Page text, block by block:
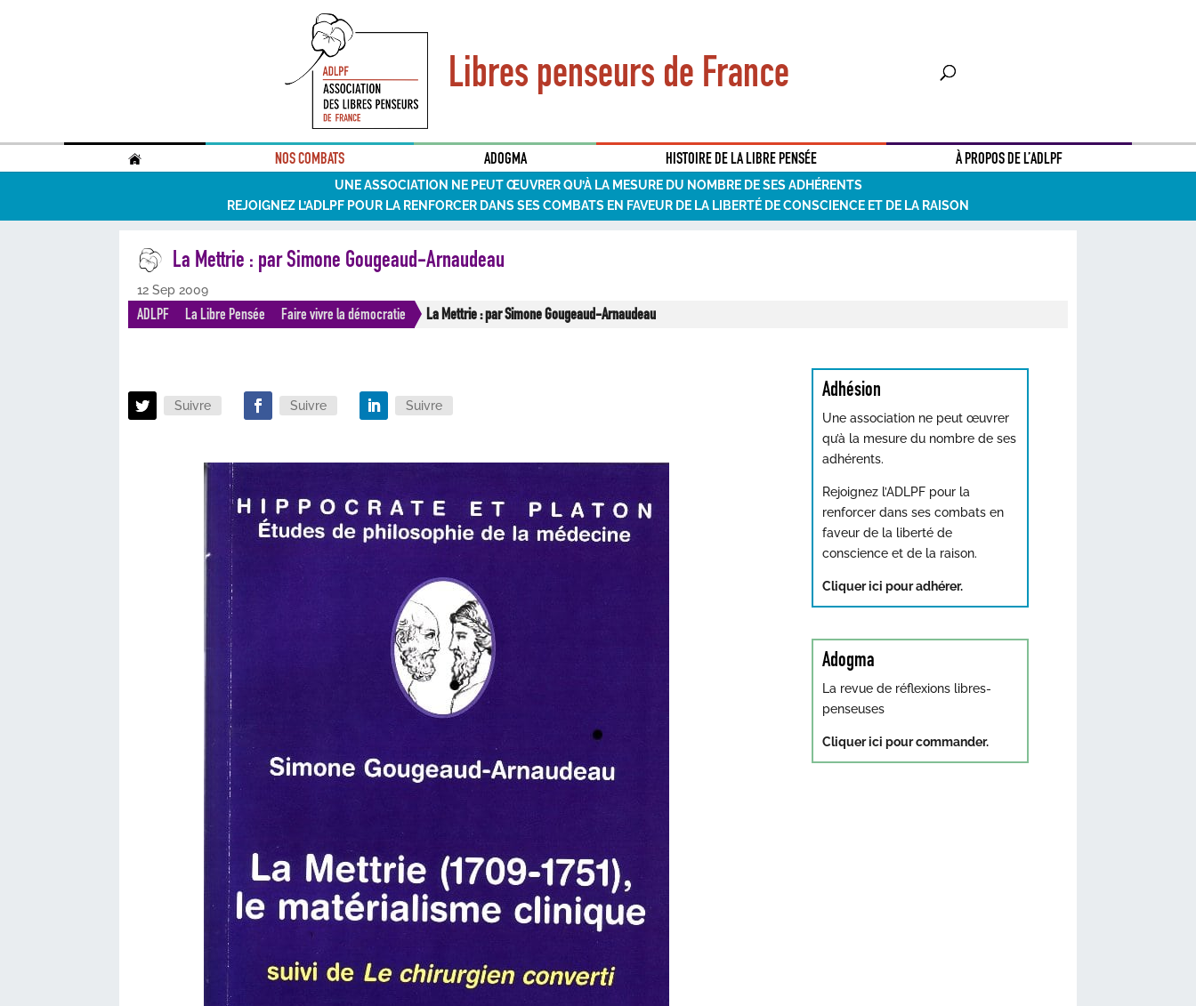
Libres penseurs de France
. NOS COMBATS ADOGMA HISTOIRE DE LA LIBRE PENSÉE À PROPOS DE L’ADLPF
UNE ASSOCIATION NE PEUT ŒUVRER QU’À LA MESURE DU NOMBRE DE SES ADHÉRENTS
REJOIGNEZ L’ADLPF POUR LA RENFORCER DANS SES COMBATS EN FAVEUR DE LA LIBERTÉ DE CONSCIENCE ET DE LA RAISON
La Mettrie : par Simone Gougeaud-Arnaudeau
12 Sep 2009
ADLPF La Libre Pensée Faire vivre la démocratie La Mettrie : par Simone Gougeaud-Arnaudeau
Suivre Suivre Suivre
Adhésion
Une association ne peut œuvrer
qu’à la mesure du nombre de ses
adhérents.
Rejoignez l’ADLPF pour la
renforcer dans ses combats en
faveur de la liberté de
conscience et de la raison.
Cliquer ici pour adhérer.
Adogma
La revue de réflexions libres-
penseuses
Cliquer ici pour commander.